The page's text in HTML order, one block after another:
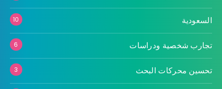
السعودية 10
تجارب شخصية ودراسات 6
تحسين محركات البحث 3